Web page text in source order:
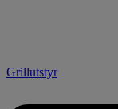
Grillutstyr